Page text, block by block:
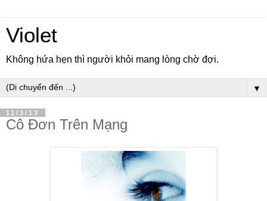
Violet
Không hứa hẹn thì người khỏi mang lòng chờ đợi.
▼
11/3/13
Cô Đơn Trên Mạng